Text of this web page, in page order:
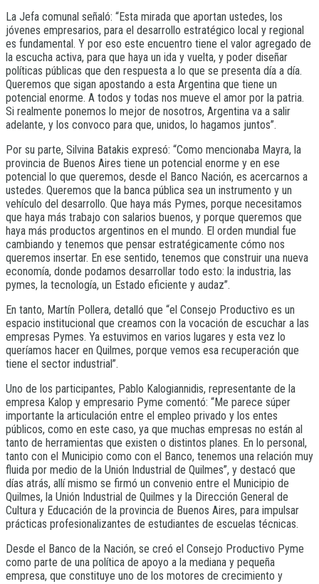
La Jefa comunal señaló: “Esta mirada que aportan ustedes, los
jóvenes empresarios, para el desarrollo estratégico local y regional
es fundamental. Y por eso este encuentro tiene el valor agregado de
la escucha activa, para que haya un ida y vuelta, y poder diseñar
políticas públicas que den respuesta a lo que se presenta día a día.
Queremos que sigan apostando a esta Argentina que tiene un
potencial enorme. A todos y todas nos mueve el amor por la patria.
Si realmente ponemos lo mejor de nosotros, Argentina va a salir
adelante, y los convoco para que, unidos, lo hagamos juntos”.
Por su parte, Silvina Batakis expresó: “Como mencionaba Mayra, la
provincia de Buenos Aires tiene un potencial enorme y en ese
potencial lo que queremos, desde el Banco Nación, es acercarnos a
ustedes. Queremos que la banca pública sea un instrumento y un
vehículo del desarrollo. Que haya más Pymes, porque necesitamos
que haya más trabajo con salarios buenos, y porque queremos que
haya más productos argentinos en el mundo. El orden mundial fue
cambiando y tenemos que pensar estratégicamente cómo nos
queremos insertar. En ese sentido, tenemos que construir una nueva
economía, donde podamos desarrollar todo esto: la industria, las
pymes, la tecnología, un Estado eficiente y audaz”.
En tanto, Martín Pollera, detalló que “el Consejo Productivo es un
espacio institucional que creamos con la vocación de escuchar a las
empresas Pymes. Ya estuvimos en varios lugares y esta vez lo
queríamos hacer en Quilmes, porque vemos esa recuperación que
tiene el sector industrial”.
Uno de los participantes, Pablo Kalogiannidis, representante de la
empresa Kalop y empresario Pyme comentó: “Me parece súper
importante la articulación entre el empleo privado y los entes
públicos, como en este caso, ya que muchas empresas no están al
tanto de herramientas que existen o distintos planes. En lo personal,
tanto con el Municipio como con el Banco, tenemos una relación muy
fluida por medio de la Unión Industrial de Quilmes”, y destacó que
días atrás, allí mismo se firmó un convenio entre el Municipio de
Quilmes, la Unión Industrial de Quilmes y la Dirección General de
Cultura y Educación de la provincia de Buenos Aires, para impulsar
prácticas profesionalizantes de estudiantes de escuelas técnicas.
Desde el Banco de la Nación, se creó el Consejo Productivo Pyme
como parte de una política de apoyo a la mediana y pequeña
empresa, que constituye uno de los motores de crecimiento y